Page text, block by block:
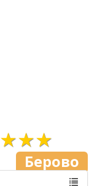
★★★
Берово